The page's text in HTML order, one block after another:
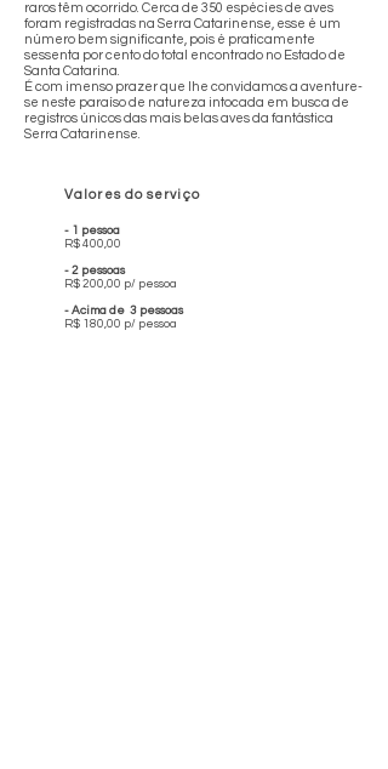
raros têm ocorrido. Cerca de 350 espécies de aves
foram registradas na Serra Catarinense, esse é um
número bem significante, pois é praticamente
sessenta por cento do total encontrado no Estado de
Santa Catarina.
É com imenso prazer que lhe convidamos a aventure-
se neste paraíso de natureza intocada em busca de
registros únicos das mais belas aves da fantástica
Serra Catarinense.
Valores do serviço
- 1 pessoa
R$ 400,00
- 2 pessoas
R$ 200,00 p/ pessoa
- Acima de 3 pessoas
R$ 180,00 p/ pessoa